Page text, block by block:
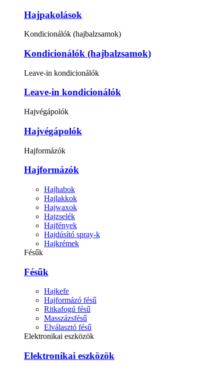
Hajpakolások
Kondicionálók (hajbalzsamok)
Kondicionálók (hajbalzsamok)
Leave-in kondicionálók
Leave-in kondicionálók
Hajvégápolók
Hajvégápolók
Hajformázók
Hajformázók
Hajhabok
Hajlakkok
Hajwaxok
Hajzselék
Hajfények
Hajdúsító spray-k
Hajkrémek
Fésűk
Fésűk
Hajkefe
Hajformázó fésű
Ritkafogú fésű
Masszázsfésű
Elválasztó fésű
Elektronikai eszközök
Elektronikai eszközök